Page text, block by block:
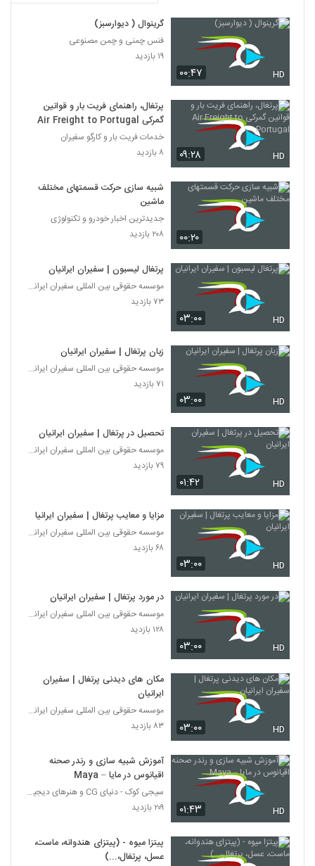
۰۰:۴۷ HD
گرینوال ( دیوارسبز)
فنس چمنی و چمن مصنوعی
۱۹ بازدید
۰۹:۲۸ HD
پرتغال، راهنمای فریت بار و قوانین
گمرکی Air Freight to Portugal
خدمات فریت بار و کارگو سفیران
۸ بازدید
۰۰:۲۰
شبیه سازی حرکت قسمتهای مختلف
ماشین
جدیدترین اخبار خودرو و تکنولوژی
۲۰۸ بازدید
۰۳:۰۰ HD
پرتغال لیسبون | سفیران ایرانیان
موسسه حقوقی بین المللی سفیران ایرانیان
۷۳ بازدید
۰۳:۰۰ HD
زبان پرتغال | سفیران ایرانیان
موسسه حقوقی بین المللی سفیران ایرانیان
۷۱ بازدید
۰۱:۴۲ HD
تحصیل در پرتغال | سفیران ایرانیان
موسسه حقوقی بین المللی سفیران ایرانیان
۷۹ بازدید
۰۳:۰۰ HD
مزایا و معایب پرتغال | سفیران ایرانیان
موسسه حقوقی بین المللی سفیران ایرانیان
۶۸ بازدید
۰۳:۰۰ HD
در مورد پرتغال | سفیران ایرانیان
موسسه حقوقی بین المللی سفیران ایرانیان
۱۲۸ بازدید
۰۳:۰۰ HD
مکان های دیدنی پرتغال | سفیران
ایرانیان
موسسه حقوقی بین المللی سفیران ایرانیان
۸۳ بازدید
۰۱:۴۳ HD
آموزش شبیه سازی و رندر صحنه
اقیانوس در مایا – Maya
سیجی کوک - دنیای CG و هنرهای دیجیتال
۲۰۹ بازدید
پیتزا میوه - (پیتزای هندوانه، ماست،
عسل، پرتغال،...)